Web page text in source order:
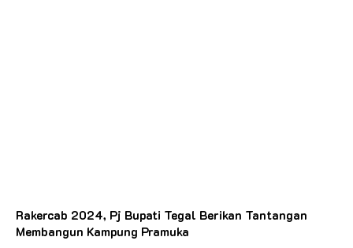
Rakercab 2024, Pj Bupati Tegal Berikan Tantangan
Membangun Kampung Pramuka